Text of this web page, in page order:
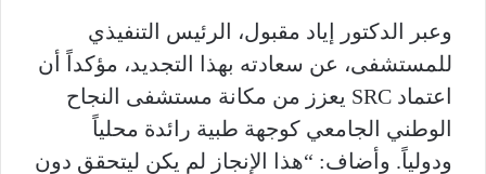
وعبر الدكتور إياد مقبول، الرئيس التنفيذي
للمستشفى، عن سعادته بهذا التجديد، مؤكداً أن
اعتماد SRC يعزز من مكانة مستشفى النجاح
الوطني الجامعي كوجهة طبية رائدة محلياً
ودولياً. وأضاف: “هذا الإنجاز لم يكن ليتحقق دون